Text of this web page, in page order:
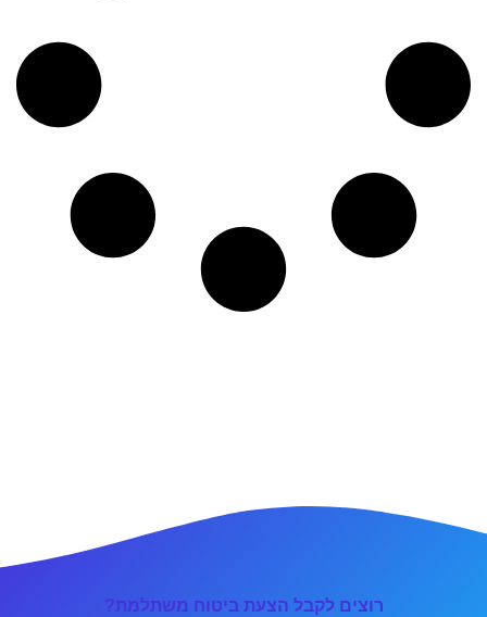
רוצים לקבל הצעת ביטוח משתלמת?